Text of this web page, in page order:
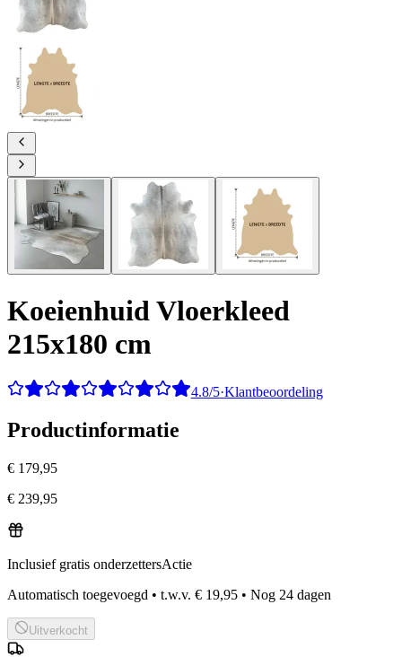
Koeienhuid Vloerkleed
215x180 cm
4.8/5·Klantbeoordeling
Productinformatie
€ 179,95
€ 239,95
Inclusief gratis onderzettersActie
Automatisch toegevoegd • t.w.v. € 19,95 • Nog 24 dagen
Uitverkocht